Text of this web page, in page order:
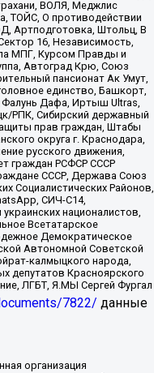
ВОЛЯ, Меджлис
ТОЙС, О противодействии
Артподготовка, Штольц, В
16, Независимость,
МПГ, Курсом Правды и
Автоград Крю, Союз
пансионат Ак Умут,
единство, Башкорт,
Фалунь Дафа, Иртыш Ultras,
РПК, Сибирский державный
прав граждан, Штабы
округа г. Краснодара,
русского движения,
граждан РСФСР СССР
СССР, Держава Союз
Социалистических Районов,
СИЧ-С14,
националистов,
Всетатарское
Демократическое
Автономной Советской
калмыцкого народа,
депутатов Красноярского
ЛГБТ, Я.МЫ Сергей Фургал
7822/ данные
Надежда Андреевна, Шендерович Виктор Анатольевич, Общество с ограниченной ответственностью "Данное сообщение", Общество с ограниченной ответственностью Издательский дом "Новая глава", Айнбиндер Александра Александровна, Московский комьюнити-центр для ЛГБТ+инициатив, Благотворительный фонд развития филантропии, Deutsche Welle (Германия, Kurt-Schumacher-Strasse 3, 53113 Bonn), Борзунова Мария Михайловна, Воробьев Виктор Викторович, Голубева Анна Львовна, Константинова Алла Михайловна, Малкова Ирина Владимировна, Мурадов Мурад Абдулгалимович, Осетинская Елизавета Николаевна, Понасенков Евгений Николаевич, Ганапольский Матвей Юрьевич, Киселев Евгений Алексеевич, Борухович Ирина Григорьевна, Дремин Иван Тимофеевич, Дубровский Дмитрий Викторович, Красноярская региональная общественная организация поддержки и развития альтернативных образовательных технологий и межкультурных коммуникаций "ИНТЕРРА", Маяковская Екатерина Алексеевна, Фейгин Марк Захарович, Филимонов Андрей Викторович, Дзугкоева Регина Николаевна, Доброхотов Роман Александрович, Дудь Юрий Александрович, Елкин Сергей Владимирович, Кругликов Кирилл Игоревич, Сабунаева Мария Леонидовна, Семенов Алексей Владимирович, Шаинян Карен Багратович, Шульман Екатерина Михайловна, Асафьев Артур Валерьевич, Вахштайн Виктор Семенович, Венедиктов Алексей Алексеевич, Лушникова Екатерина Евгеньевна, Волков Леонид Михайлович, Невзоров Александр Глебович, Пархоменко Сергей Борисович, Сироткин Ярослав Николаевич, Кара-Мурза Владимир Владимирович, Баранова Наталья Владимировна, Гозман Леонид Яковлевич, Кагарлицкий Борис Юльевич, Климарев Михаил Валерьевич, Милов Владимир Станиславович, Автономная некоммерческая организация Краснодарский центр современного искусства "Типография", Моргенштерн Алишер Тагирович, Соболь Любовь Эдуардовна, Общество с ограниченной ответственностью "ЛИЗА НОРМ", Каспаров Гарри Кимович, Ходорковский Михаил Борисович, Общество с ограниченной ответственностью "Апрельские тезисы", Данилович Ирина Брониславовна, Кашин Олег Владимирович, Петров Николай Владимирович, Пивоваров Алексей Владимирович, Соколов Михаил Владимирович, Цветкова Юлия Владимировна, Чичваркин Евгений Александрович, Комитет против пыток/Команда против пыток, Общество с ограниченной ответственностью "Первый научный", Общество с ограниченной ответственностью "Вертолет и ко", Белоцерковская Вероника Борисовна, Кац Максим Евгеньевич, Лазарева Татьяна Юрьевна, Шаведдинов Руслан Табризович, Яшин Илья Валерьевич, Общество с ограниченной ответственностью "Иноагент ААВ", Алешковский Дмитрий Петрович, Альбац Евгения Марковна, Быков Дмитрий Львович, Галямина Юлия Евгеньевна, Лойко Сергей Леонидович, Мартынов Кирилл Константинович, Медведев Сергей Александрович, Крашенинников Федор Геннадиевич, Гордеева Катерина Вл